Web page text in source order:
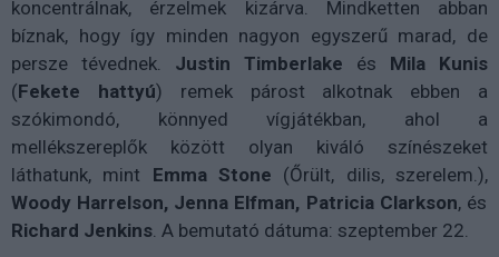
koncentrálnak, érzelmek kizárva. Mindketten abban
bíznak, hogy így minden nagyon egyszerű marad, de
persze tévednek. Justin Timberlake és Mila Kunis
(Fekete hattyú) remek párost alkotnak ebben a
szókimondó, könnyed vígjátékban, ahol a
mellékszereplők között olyan kiváló színészeket
láthatunk, mint Emma Stone (Őrült, dilis, szerelem.),
Woody Harrelson, Jenna Elfman, Patricia Clarkson, és
Richard Jenkins. A bemutató dátuma: szeptember 22.